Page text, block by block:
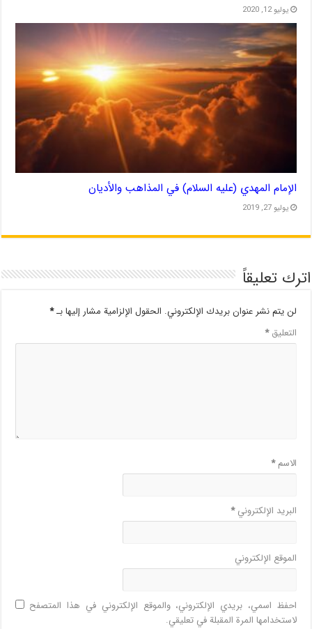
يوليو 12, 2020
الإمام المهدي (عليه السلام) في المذاهب والأديان
يوليو 27, 2019
اترك تعليقاً
لن يتم نشر عنوان بريدك الإلكتروني. الحقول الإلزامية مشار إليها بـ*
التعليق*
الاسم*
البريد الإلكتروني*
الموقع الإلكتروني
احفظ اسمي، بريدي الإلكتروني، والموقع الإلكتروني في هذا المتصفح
لاستخدامها المرة المقبلة في تعليقي.